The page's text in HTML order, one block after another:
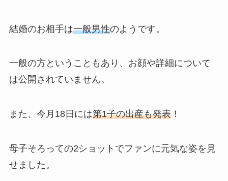
結婚のお相手は一般男性のようです。
一般の方ということもあり、お顔や詳細について
は公開されていません。
また、今月18日には第1子の出産も発表！
母子そろっての2ショットでファンに元気な姿を見
せました。